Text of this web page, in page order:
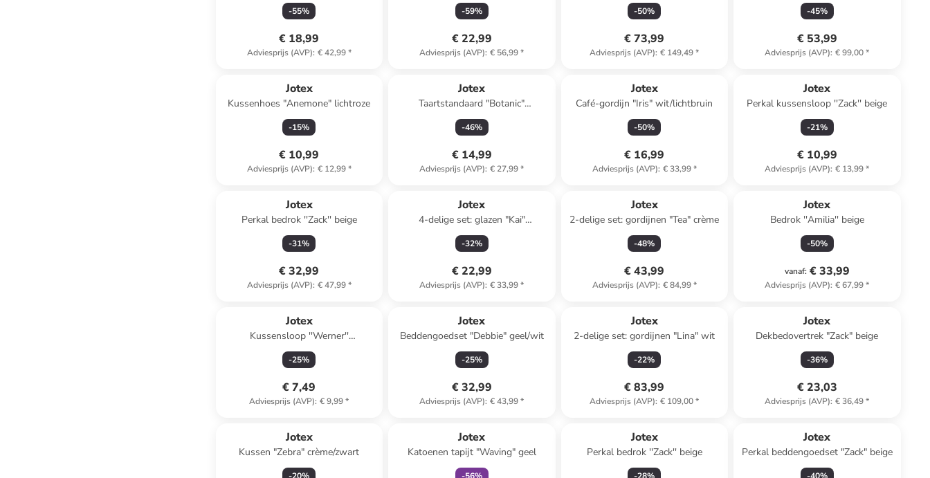
-55%
€ 18,99
Adviesprijs (AVP): € 42,99*
-59%
€ 22,99
Adviesprijs (AVP): € 56,99*
-50%
€ 73,99
Adviesprijs (AVP): € 149,49*
-45%
€ 53,99
Adviesprijs (AVP): € 99,00*
Jotex
Kussenhoes "Anemone" lichtroze
-15%
€ 10,99
Adviesprijs (AVP): € 12,99*
Jotex
Taartstandaard "Botanic"
crème/lichtroze - (H)6 x Ø 13 cm
-46%
€ 14,99
Adviesprijs (AVP): € 27,99*
Jotex
Café-gordijn "Iris" wit/lichtbruin
-50%
€ 16,99
Adviesprijs (AVP): € 33,99*
Jotex
Perkal kussensloop ''Zack'' beige
-21%
€ 10,99
Adviesprijs (AVP): € 13,99*
Jotex
Perkal bedrok ''Zack'' beige
-31%
€ 32,99
Adviesprijs (AVP): € 47,99*
Jotex
4-delige set: glazen "Kai"
transparant - 450 ml
-32%
€ 22,99
Adviesprijs (AVP): € 33,99*
Jotex
2-delige set: gordijnen "Tea" crème
-48%
€ 43,99
Adviesprijs (AVP): € 84,99*
Jotex
Bedrok ''Amilia'' beige
-50%
vanaf: € 33,99
Adviesprijs (AVP): € 67,99*
Jotex
Kussensloop ''Werner''
lichtroze/oranje
-25%
€ 7,49
Adviesprijs (AVP): € 9,99*
Jotex
Beddengoedset "Debbie" geel/wit
-25%
€ 32,99
Adviesprijs (AVP): € 43,99*
Jotex
2-delige set: gordijnen "Lina" wit
-22%
€ 83,99
Adviesprijs (AVP): € 109,00*
Jotex
Dekbedovertrek "Zack" beige
-36%
€ 23,03
Adviesprijs (AVP): € 36,49*
Jotex
Kussen "Zebra" crème/zwart
Jotex
Katoenen tapijt "Waving" geel
Jotex
Perkal bedrok ''Zack'' beige
Jotex
Perkal beddengoedset "Zack" beige